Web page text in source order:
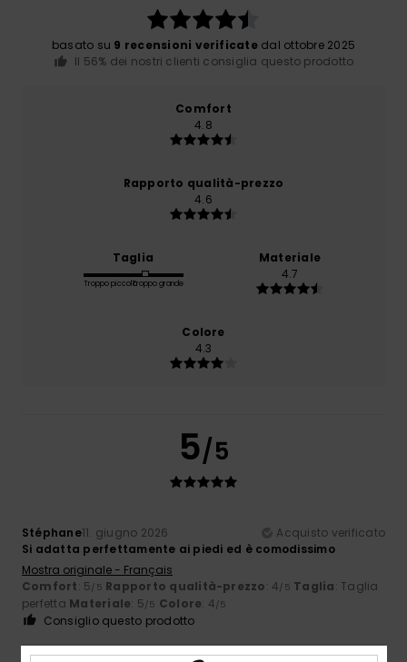
basato su 9 recensioni verificatedal ottobre 2025
Il 56% dei nostri clienti consiglia questo prodotto
Comfort
4.8
Rapporto qualità-prezzo
4.6
Taglia
Troppo piccoloTroppo grande
Materiale
4.7
Colore
4.3
5/5
Stéphane11. giugno 2026
Acquisto verificato
Si adatta perfettamente ai piedi ed è comodissimo
Mostra originale - Français
Comfort: 5/5 Rapporto qualità-prezzo: 4/5 Taglia: Taglia
perfetta Materiale: 5/5 Colore: 4/5
Consiglio questo prodotto